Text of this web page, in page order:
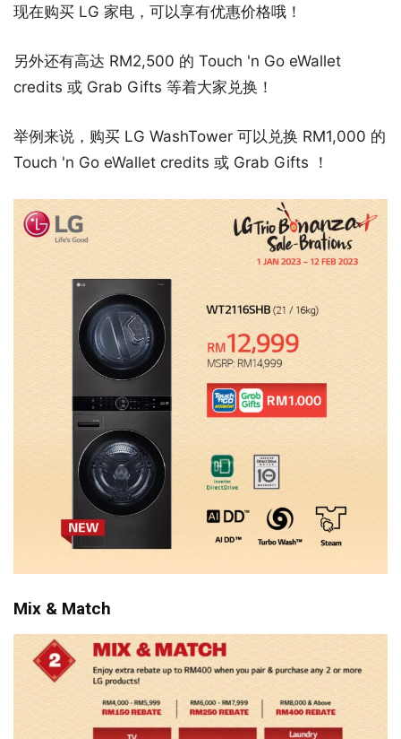
现在购买 LG 家电，可以享有优惠价格哦！
另外还有高达 RM2,500 的 Touch 'n Go eWallet
credits 或 Grab Gifts 等着大家兑换！
举例来说，购买 LG WashTower 可以兑换 RM1,000 的
Touch 'n Go eWallet credits 或 Grab Gifts ！
Mix & Match